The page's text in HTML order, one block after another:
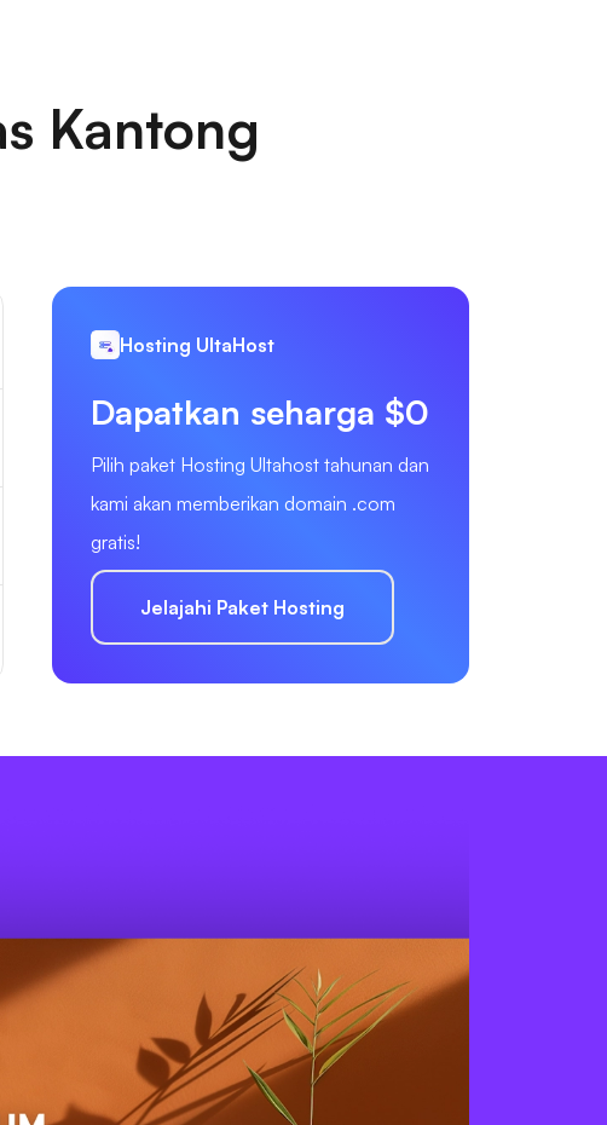
Kantong
Hosting UltaHost
Dapatkan seharga $0
Pilih paket Hosting Ultahost tahunan dan
kami akan memberikan domain .com
gratis!
Jelajahi Paket Hosting